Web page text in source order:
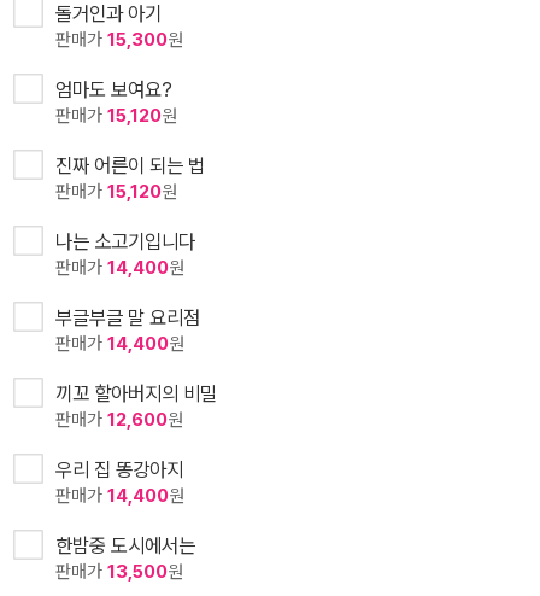
돌거인과 아기
판매가 15,300원
엄마도 보여요?
판매가 15,120원
진짜 어른이 되는 법
판매가 15,120원
나는 소고기입니다
판매가 14,400원
부글부글 말 요리점
판매가 14,400원
끼꼬 할아버지의 비밀
판매가 12,600원
우리 집 똥강아지
판매가 14,400원
한밤중 도시에서는
판매가 13,500원